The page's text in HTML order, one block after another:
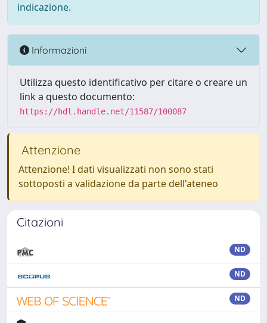
indicazione.
Informazioni
Utilizza questo identificativo per citare o creare un
link a questo documento:
https://hdl.handle.net/11587/100087
Attenzione
Attenzione! I dati visualizzati non sono stati
sottoposti a validazione da parte dell'ateneo
Citazioni
ND
ND
ND